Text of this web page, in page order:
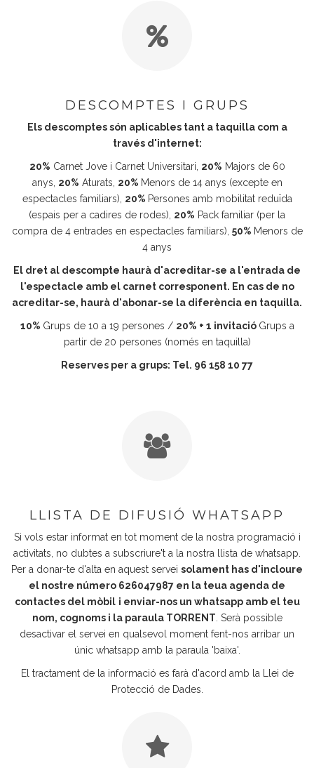
DESCOMPTES I GRUPS
Els descomptes són aplicables tant a taquilla com a
través d'internet:
20% Carnet Jove i Carnet Universitari, 20% Majors de 60
anys, 20% Aturats, 20% Menors de 14 anys (excepte en
espectacles familiars), 20% Persones amb mobilitat reduïda
(espais per a cadires de rodes), 20% Pack familiar (per la
compra de 4 entrades en espectacles familiars), 50% Menors de
4 anys
El dret al descompte haurà d'acreditar-se a l'entrada de
l'espectacle amb el carnet corresponent. En cas de no
acreditar-se, haurà d'abonar-se la diferència en taquilla.
10% Grups de 10 a 19 persones / 20% + 1 invitació Grups a
partir de 20 persones (només en taquilla)
Reserves per a grups: Tel. 96 158 10 77
LLISTA DE DIFUSIÓ WHATSAPP
Si vols estar informat en tot moment de la nostra programació i
activitats, no dubtes a subscriure't a la nostra llista de whatsapp.
Per a donar-te d'alta en aquest servei solament has d'incloure
el nostre número 626047987 en la teua agenda de
contactes del mòbil i enviar-nos un whatsapp amb el teu
nom, cognoms i la paraula TORRENT . Serà possible
desactivar el servei en qualsevol moment fent-nos arribar un
únic whatsapp amb la paraula 'baixa'.
El tractament de la informació es farà d'acord amb la Llei de
Protecció de Dades.